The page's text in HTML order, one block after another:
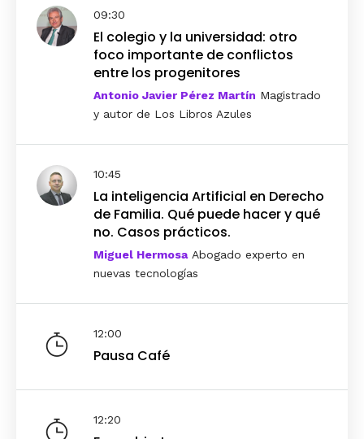
09:30
El colegio y la universidad: otro
foco importante de conflictos
entre los progenitores
Antonio Javier Pérez Martín Magistrado
y autor de Los Libros Azules
10:45
La inteligencia Artificial en Derecho
de Familia. Qué puede hacer y qué
no. Casos prácticos.
Miguel HermosaAbogado experto en
nuevas tecnologías
12:00
Pausa Café
12:20